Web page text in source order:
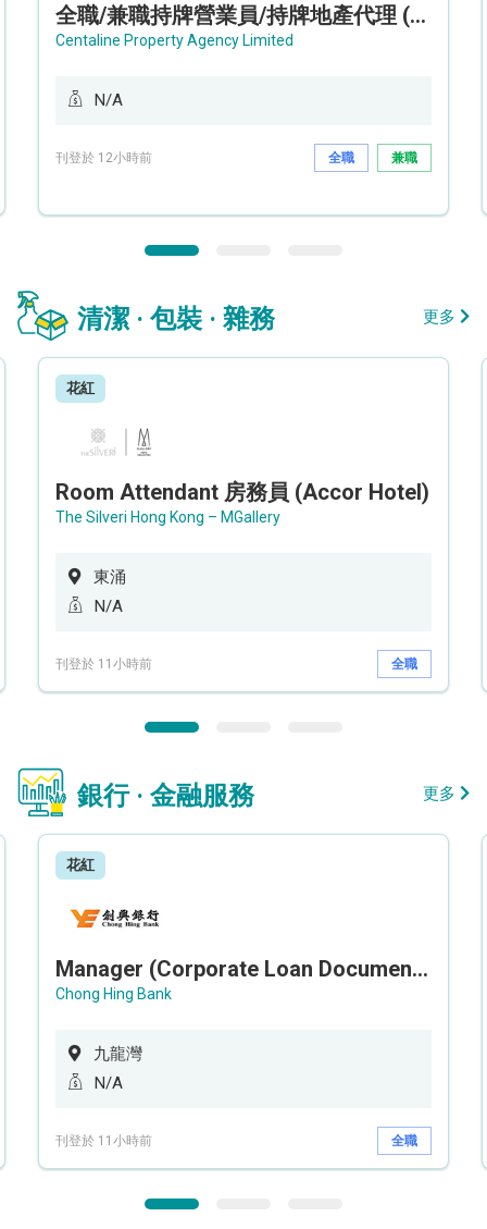
全職/兼職持牌營業員/持牌地產代理 (長沙灣/將軍澳/油塘)
Centaline Property Agency Limited
N/A
刊登於 12小時前 全職 兼職
清潔 · 包裝 · 雜務 更多
花紅
Room Attendant 房務員 (Accor Hotel)
The Silveri Hong Kong – MGallery
東涌
N/A
刊登於 11小時前 全職
銀行 · 金融服務 更多
花紅
Manager (Corporate Loan Documentation) - Credit Administration Department
Chong Hing Bank
九龍灣
N/A
刊登於 11小時前 全職